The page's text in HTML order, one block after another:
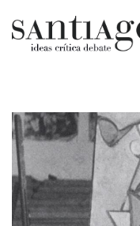
Actualidad
Archivo Cenfoto-UDP
Arquetipos de situación
Artes visuales
Ciencia